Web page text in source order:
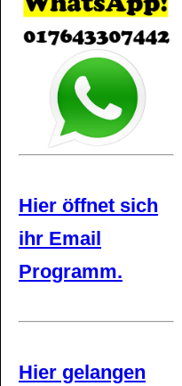
Hier öffnet sich
ihr Email
Programm.
Hier gelangen